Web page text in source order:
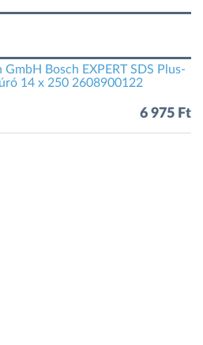
GmbH Bosch EXPERT SDS Plus-
14 x 250 2608900122
6 975 Ft